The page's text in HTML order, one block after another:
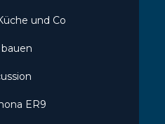
und Co
ER9